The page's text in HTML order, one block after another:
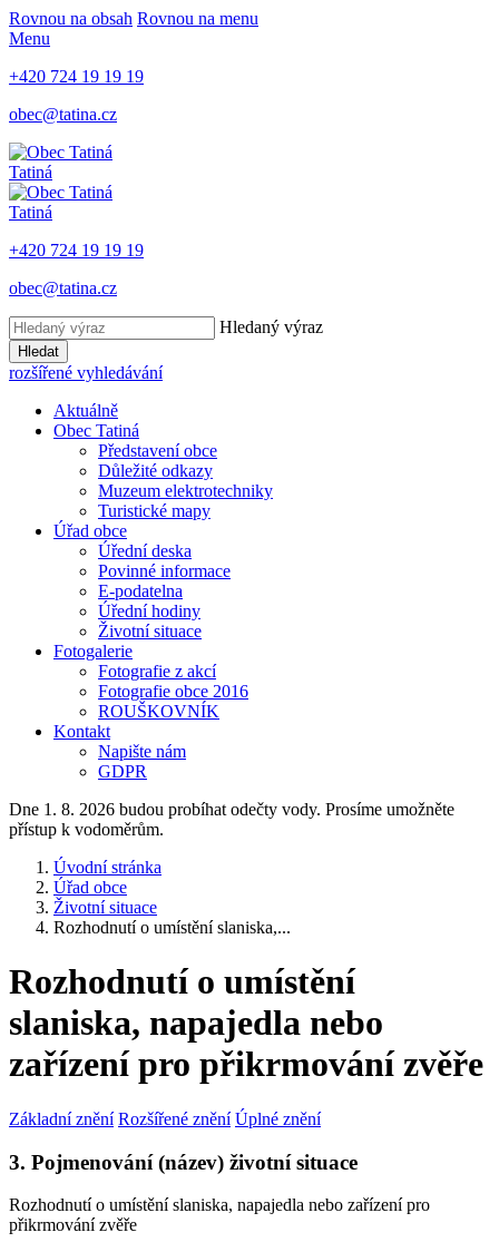
Rovnou na obsah Rovnou na menu
Menu
+420 724 19 19 19
obec@tatina.cz
Tatiná
Tatiná
+420 724 19 19 19
obec@tatina.cz
Hledaný výraz
Hledat
rozšířené vyhledávání
Aktuálně
Obec Tatiná
Představení obce
Důležité odkazy
Muzeum elektrotechniky
Turistické mapy
Úřad obce
Úřední deska
Povinné informace
E-podatelna
Úřední hodiny
Životní situace
Fotogalerie
Fotografie z akcí
Fotografie obce 2016
ROUŠKOVNÍK
Kontakt
Napište nám
GDPR
Dne 1. 8. 2026 budou probíhat odečty vody. Prosíme umožněte
přístup k vodoměrům.
Úvodní stránka
Úřad obce
Životní situace
Rozhodnutí o umístění slaniska,...
Rozhodnutí o umístění
slaniska, napajedla nebo
zařízení pro přikrmování zvěře
Základní znění Rozšířené znění Úplné znění
3. Pojmenování (název) životní situace
Rozhodnutí o umístění slaniska, napajedla nebo zařízení pro
přikrmování zvěře